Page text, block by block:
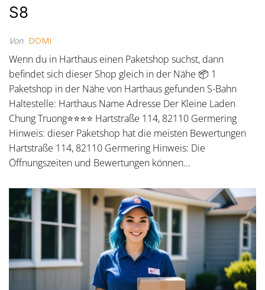
S8
Von DOMI
Wenn du in Harthaus einen Paketshop suchst, dann
befindet sich dieser Shop gleich in der Nähe 📦 1
Paketshop in der Nähe von Harthaus gefunden S-Bahn
Haltestelle: Harthaus Name Adresse Der Kleine Laden
Chung Truong⭐⭐⭐⭐ Hartstraße 114, 82110 Germering
Hinweis: dieser Paketshop hat die meisten Bewertungen
Hartstraße 114, 82110 Germering Hinweis: Die
Öffnungszeiten und Bewertungen können…